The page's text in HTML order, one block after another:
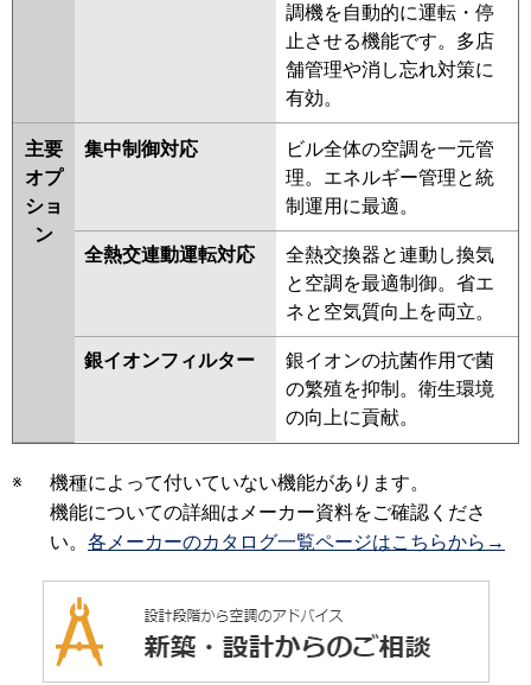
調機を自動的に運転・停
止させる機能です。多店
舗管理や消し忘れ対策に
有効。
主要
オプ
ショ
ン
集中制御対応
ビル全体の空調を一元管
理。エネルギー管理と統
制運用に最適。
全熱交連動運転対応
全熱交換器と連動し換気
と空調を最適制御。省エ
ネと空気質向上を両立。
銀イオンフィルター
銀イオンの抗菌作用で菌
の繁殖を抑制。衛生環境
の向上に貢献。
※
機種によって付いていない機能があります。
機能についての詳細はメーカー資料をご確認くださ
い。 各メーカーのカタログ一覧ページはこちらから→